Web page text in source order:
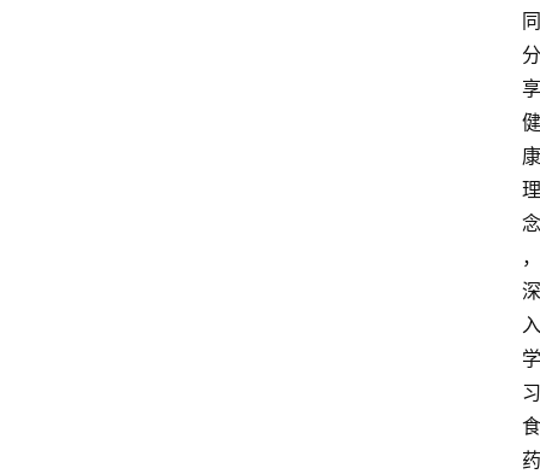
同
分
享
健
康
理
念
，
深
入
学
习
食
药